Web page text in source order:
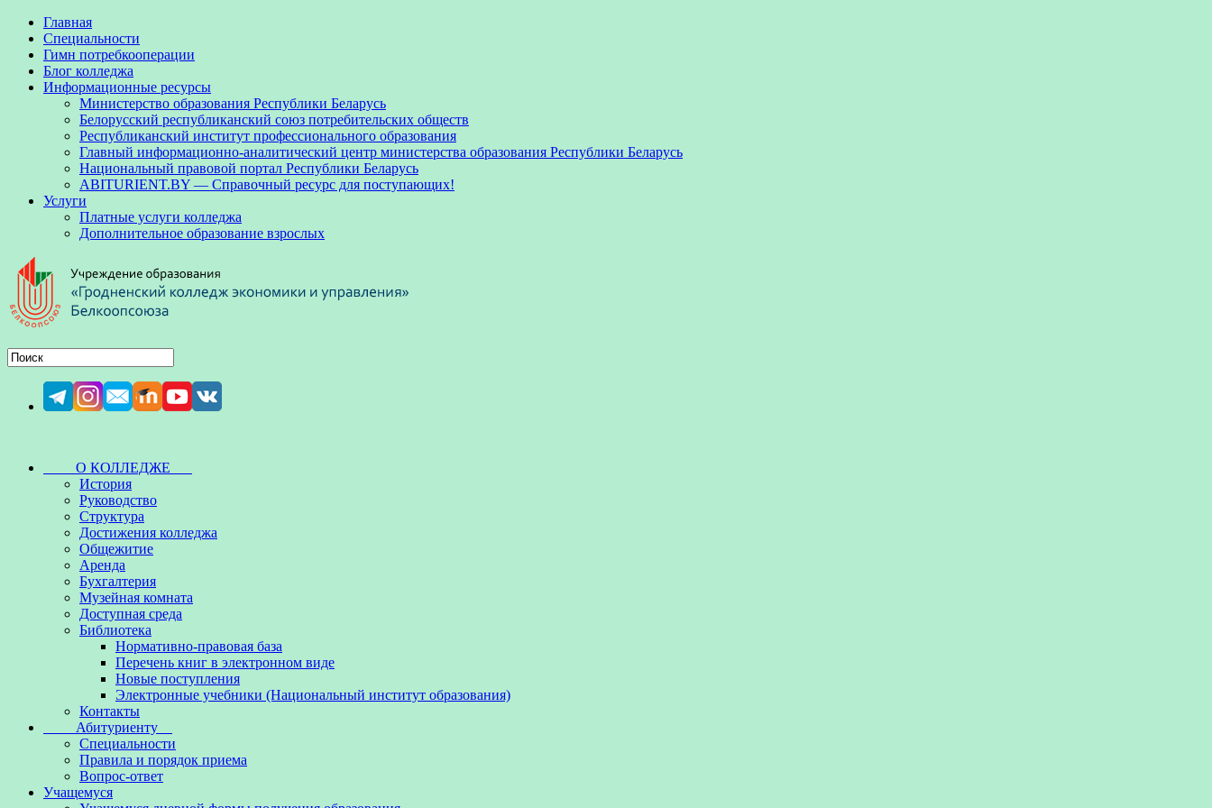
Главная
Специальности
Гимн потребкооперации
Блог колледжа
Информационные ресурсы
Министерство образования Республики Беларусь
Белорусский республиканский союз потребительских обществ
Республиканский институт профессионального образования
Главный информационно-аналитический центр министерства образования Республики Беларусь
Национальный правовой портал Республики Беларусь
ABITURIENT.BY — Справочный ресурс для поступающих!
Услуги
Платные услуги колледжа
Дополнительное образование взрослых
О КОЛЛЕДЖЕ
История
Руководство
Структура
Достижения колледжа
Общежитие
Аренда
Бухгалтерия
Музейная комната
Доступная среда
Библиотека
Нормативно-правовая база
Перечень книг в электронном виде
Новые поступления
Электронные учебники (Национальный институт образования)
Контакты
Абитуриенту
Специальности
Правила и порядок приема
Вопрос-ответ
Учащемуся